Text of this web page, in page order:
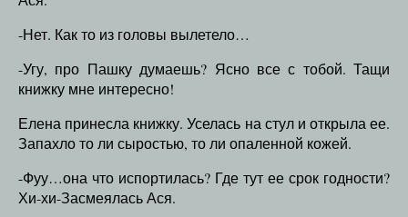
-Нет. Как то из головы вылетело…
-Угу, про Пашку думаешь? Ясно все с тобой. Тащи
книжку мне интересно!
Елена принесла книжку. Уселась на стул и открыла ее.
Запахло то ли сыростью, то ли опаленной кожей.
-Фуу…она что испортилась? Где тут ее срок годности?
Хи-хи-Засмеялась Ася.